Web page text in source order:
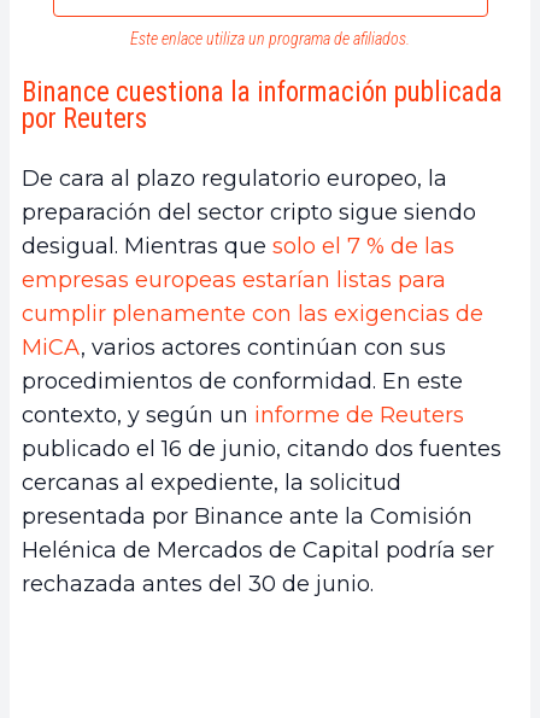
Este enlace utiliza un programa de afiliados.
Binance cuestiona la información publicada
por Reuters
De cara al plazo regulatorio europeo, la
preparación del sector cripto sigue siendo
desigual. Mientras que solo el 7 % de las
empresas europeas estarían listas para
cumplir plenamente con las exigencias de
MiCA, varios actores continúan con sus
procedimientos de conformidad. En este
contexto, y según un informe de Reuters
publicado el 16 de junio, citando dos fuentes
cercanas al expediente, la solicitud
presentada por Binance ante la Comisión
Helénica de Mercados de Capital podría ser
rechazada antes del 30 de junio.